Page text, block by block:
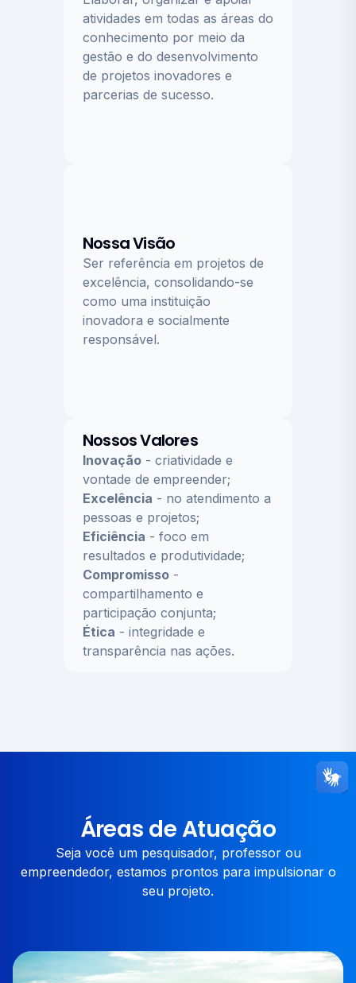
atividades em todas as áreas do
conhecimento por meio da
gestão e do desenvolvimento
de projetos inovadores e
parcerias de sucesso.
Nossa Visão
Ser referência em projetos de
excelência, consolidando-se
como uma instituição
inovadora e socialmente
responsável.
Nossos Valores
Inovação - criatividade e
vontade de empreender;
Excelência - no atendimento a
pessoas e projetos;
Eficiência - foco em
resultados e produtividade;
Compromisso -
compartilhamento e
participação conjunta;
Ética - integridade e
transparência nas ações.
Áreas de Atuação
Seja você um pesquisador, professor ou
empreendedor, estamos prontos para impulsionar o
seu projeto.